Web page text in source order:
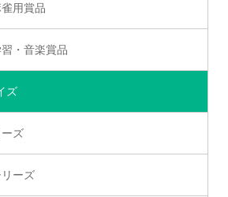
用賞品
・音楽賞品
ズ
ーズ
ーズ